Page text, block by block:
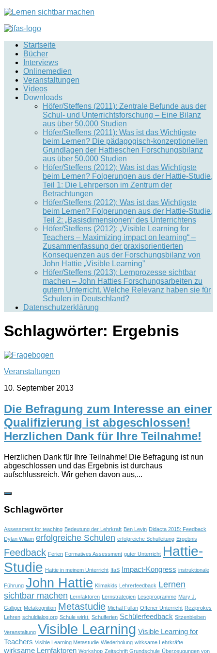
Startseite
Bücher
Interviews
Onlinemedien
Veranstaltungen
Videos
Downloads
Höfer/Steffens (2011): Zentrale Befunde aus der
Schul- und Unterrichtsforschung – Eine Bilanz
aus über 50.000 Studien
Höfer/Steffens (2011): Was ist das Wichtigste
beim Lernen? Die pädagogisch-konzeptionellen
Grundlagen der Hattieschen Forschungsbilanz
aus über 50.000 Studien
Höfer/Steffens (2012): Was ist das Wichtigste
beim Lernen? Folgerungen aus der Hattie-Studie,
Teil 1: Die Lehrperson im Zentrum der
Betrachtungen
Höfer/Steffens (2012): Was ist das Wichtigste
beim Lernen? Folgerungen aus der Hattie-Studie,
Teil 2: „Basisdimensionen“ des Unterrichtens
Höfer/Steffens (2012): „Visible Learning for
Teachers – Maximizing impact on learning“ –
Zusammenfassung der praxisorientierten
Konsequenzen aus der Forschungsbilanz von
John Hattie „Visible Learning”
Höfer/Steffens (2013): Lernprozesse sichtbar
machen – John Hatties Forschungsarbeiten zu
gutem Unterricht. Welche Relevanz haben sie für
Schulen in Deutschland?
Datenschutzerklärung
Schlagwörter: Ergebnis
Veranstaltungen
10. September 2013
Die Befragung zum Interesse an einer
Qualifizierung ist abgeschlossen!
Herzlichen Dank für Ihre Teilnahme!
Herzlichen Dank für Ihre Teilnahme! Die Befragung ist nun
abgeschlossen und das Ergebnis ist durchaus
aufschlussreich. Wir gehen davon aus,...
Schlagwörter
Assessment for teaching Bedeutung der Lehrkraft Ben Levin Didacta 2015; Feedback
Dylan Wiliam erfolgreiche Schulen erfolgreiche Schulleitung Ergebnis
Feedback Ferien Formatives Assessment guter Unterricht Hattie-
Studie Hattie in meinem Unterricht IfaS Impact-Kongress instruktionale
Führung John Hattie Klimakids Lehrerfeedback Lernen
sichtbar machen Lernfaktoren Lernstrategien Leseprogramme Mary J.
Galliger Metakognition Metastudie Michal Fullan Offener Unterricht Reziprokes
Lehren schuldialog.org Schule wirkt. Schulferien Schülerfeedback Sitzenbleiben
Veranstaltung Visible Learning Visible Learning for
Teachers Visible Learning Metastudie Wiederholung wirksame Lehrkräfte
wirksame Lernfaktoren Workshop Zeitschrift Grundschule Überzeugungen von